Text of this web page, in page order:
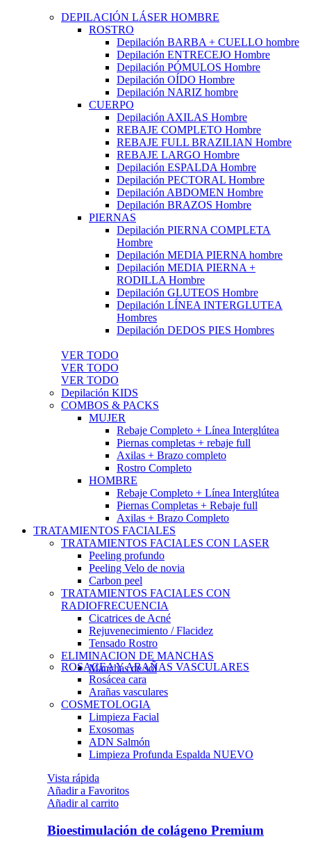
DEPILACIÓN LÁSER HOMBRE
ROSTRO
Depilación BARBA + CUELLO hombre
Depilación ENTRECEJO Hombre
Depilación PÓMULOS Hombre
Depilación OÍDO Hombre
Depilación NARIZ hombre
CUERPO
Depilación AXILAS Hombre
REBAJE COMPLETO Hombre
REBAJE FULL BRAZILIAN Hombre
REBAJE LARGO Hombre
Depilación ESPALDA Hombre
Depilación PECTORAL Hombre
Depilación ABDOMEN Hombre
Depilación BRAZOS Hombre
PIERNAS
Depilación PIERNA COMPLETA
Hombre
Depilación MEDIA PIERNA hombre
Depilación MEDIA PIERNA +
RODILLA Hombre
Depilación GLUTEOS Hombre
Depilación LÍNEA INTERGLUTEA
Hombres
Depilación DEDOS PIES Hombres
VER TODO
VER TODO
VER TODO
Depilación KIDS
COMBOS & PACKS
MUJER
Rebaje Completo + Línea Interglútea
Piernas completas + rebaje full
Axilas + Brazo completo
Rostro Completo
HOMBRE
Rebaje Completo + Línea Interglútea
Piernas Completas + Rebaje full
Axilas + Brazo Completo
TRATAMIENTOS FACIALES
TRATAMIENTOS FACIALES CON LASER
Peeling profundo
Peeling Velo de novia
Carbon peel
TRATAMIENTOS FACIALES CON
RADIOFRECUENCIA
Cicatrices de Acné
Rejuvenecimiento / Flacidez
Tensado Rostro
ELIMINACION DE MANCHAS
Manchas de sol
ROSACEA Y ARAÑAS VASCULARES
Rosácea cara
Arañas vasculares
COSMETOLOGIA
Limpieza Facial
Exosomas
ADN Salmón
Limpieza Profunda Espalda NUEVO
Vista rápida
Añadir a Favoritos
Añadir al carrito
Bioestimulación de colágeno Premium